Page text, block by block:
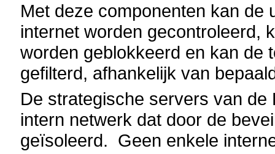
Met deze componenten kan de
internet worden gecontroleerd,
worden geblokkeerd en kan de
gefilterd, afhankelijk van
De strategische servers van
intern netwerk dat door de
geïsoleerd. Geen enkele